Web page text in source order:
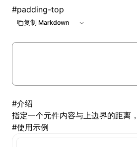
#padding-top
复制 Markdown
#介绍
指定一个元件内容与上边界的距离
#使用示例